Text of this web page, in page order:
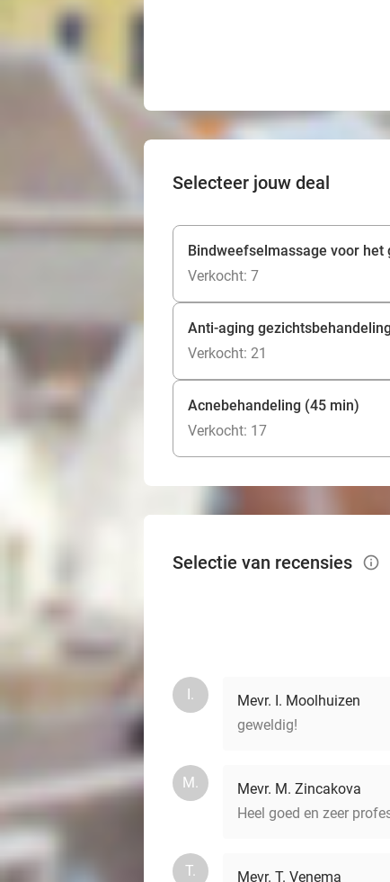
Selecteer jouw deal
Bindweefselmassage voor het
Verkocht: 7
Anti-aging
Verkocht: 21
Acnebehandeling (45 min)
Verkocht: 17
Selectie van recensies info_outlined
I.
Mevr. I. Moolhuizen
geweldig!
M.
Mevr. M. Zincakova
Heel goed en zeer
T. Mevr. T. Venema